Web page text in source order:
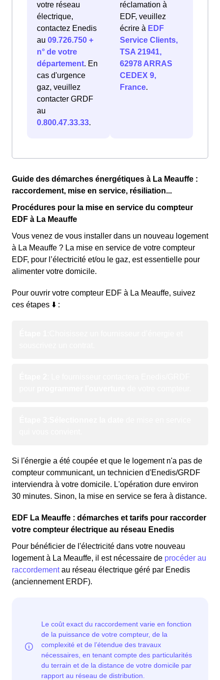
votre réseau
électrique,
contactez Enedis
au 09.726.750 +
n° de votre
département. En
cas d'urgence
gaz, veuillez
contacter GRDF
au
0.800.47.33.33.
réclamation à
EDF, veuillez
écrire à EDF
Service Clients,
TSA 21941,
62978 ARRAS
CEDEX 9,
France.
Guide des démarches énergétiques à La Meauffe :
raccordement, mise en service, résiliation...
Procédures pour la mise en service du compteur
EDF à La Meauffe
Vous venez de vous installer dans un nouveau logement
à La Meauffe ? La mise en service de votre compteur
EDF, pour l’électricité et/ou le gaz, est essentielle pour
alimenter votre domicile.
Pour ouvrir votre compteur EDF à La Meauffe, suivez
ces étapes ⬇️ :
Si l'énergie a été coupée et que le logement n'a pas de
compteur communicant, un technicien d'Enedis/GRDF
interviendra à votre domicile. L'opération dure environ
30 minutes. Sinon, la mise en service se fera à distance.
EDF La Meauffe : démarches et tarifs pour raccorder
votre compteur électrique au réseau Enedis
Pour bénéficier de l'électricité dans votre nouveau
logement à La Meauffe, il est nécessaire de procéder au
raccordementau réseau électrique géré par Enedis
(anciennement ERDF).